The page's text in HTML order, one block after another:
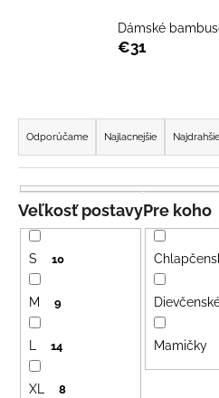
Dámské
€31
R
a
d
e
n
i
e
p
o
d
u
Odporúčame Najlacnejšie Najdrahšie
Pre koho
Mamičky
Veľkosť postavy
S 10
M 9
L 14
XL 8
?
HĽADAŤ
O
d